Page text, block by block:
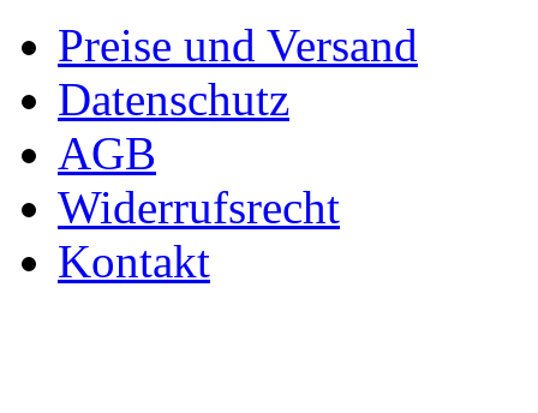
Preise und Versand
Datenschutz
AGB
Widerrufsrecht
Kontakt